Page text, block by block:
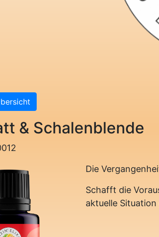
& Schalenblende
Die
Schafft die
aktuelle